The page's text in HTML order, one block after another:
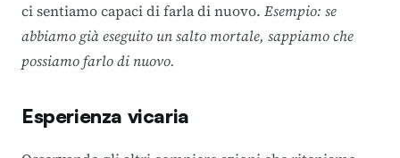
ci sentiamo capaci di farla di nuovo. Esempio: se
abbiamo già eseguito un salto mortale, sappiamo che
possiamo farlo di nuovo.
Esperienza vicaria